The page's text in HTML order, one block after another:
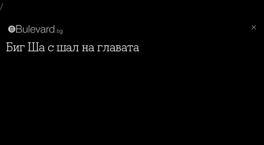
/
Биг Ша с шал на главата